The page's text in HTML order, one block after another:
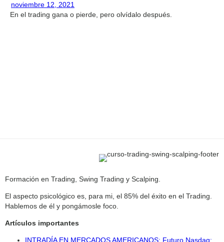
noviembre 12, 2021
En el trading gana o pierde, pero olvídalo después.
Formación en Trading, Swing Trading y Scalping.
El aspecto psicológico es, para mi, el 85% del éxito en el Trading.
Hablemos de él y pongámosle foco.
Artículos importantes
INTRADÍA EN MERCADOS AMERICANOS: Futuro Nasdaq: